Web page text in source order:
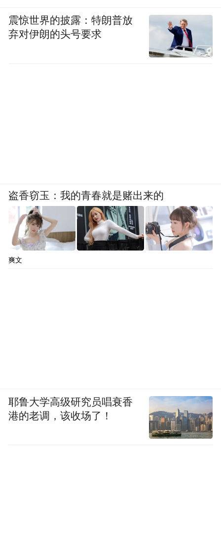
震惊世界的披露：特朗普放
弃对伊朗的头号要求
盗香窃玉：我的青春就是赌出来的
爽文
耶鲁大学高级研究员唱衰香
港的老调，该收场了！